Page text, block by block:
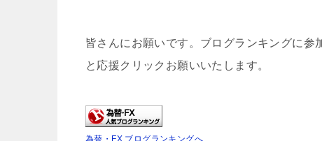
皆さんにお願いです。ブログランキングに参
と応援クリックお願いいたします。
為替・FX ブログランキングへ